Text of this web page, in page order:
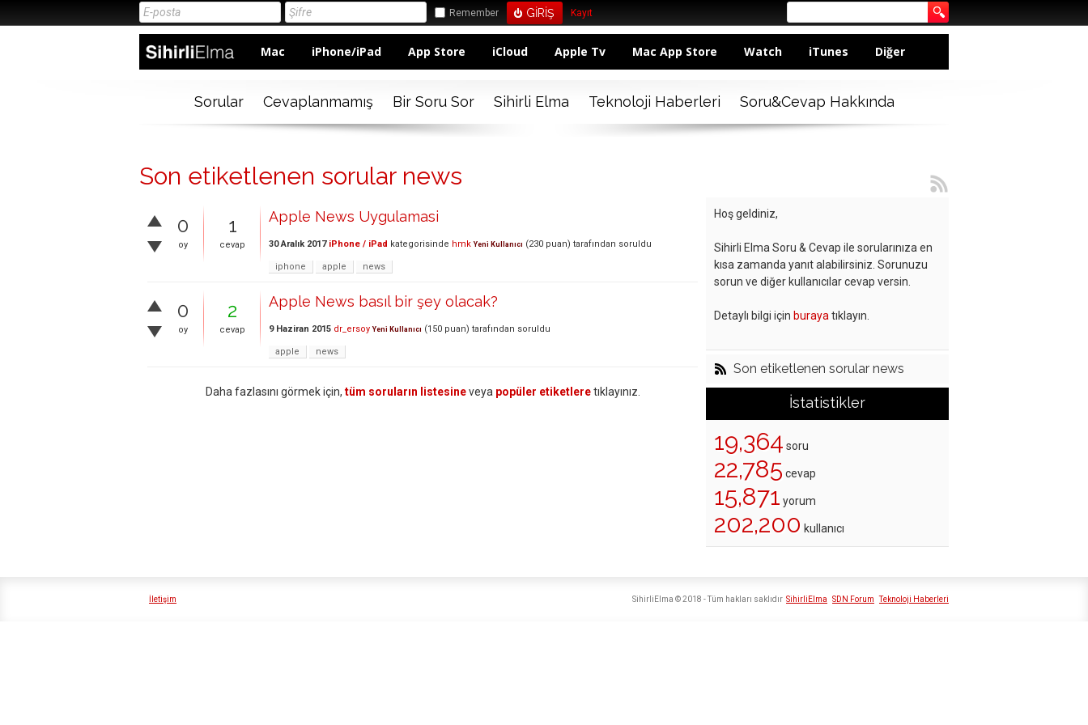
Remember Kayıt
Mac iPhone/iPad App Store iCloud Apple Tv Mac App Store Watch iTunes Diğer
Sorular Cevaplanmamış Bir Soru Sor Sihirli Elma Teknoloji Haberleri Soru&Cevap Hakkında
Son etiketlenen sorular news
0
oy
1
cevap
Apple News Uygulamasi
30 Aralık 2017 iPhone / iPad kategorisinde hmk Yeni Kullanıcı (230 puan) tarafından soruldu
iphone apple news
0
oy
2
cevap
Apple News basıl bir şey olacak?
9 Haziran 2015 dr_ersoy Yeni Kullanıcı (150 puan) tarafından soruldu
apple news
Daha fazlasını görmek için, tüm soruların listesineveya popüler etiketleretıklayınız.
Hoş geldiniz,
Sihirli Elma Soru & Cevap ile sorularınıza en
kısa zamanda yanıt alabilirsiniz. Sorunuzu
sorun ve diğer kullanıcılar cevap versin.
Detaylı bilgi için buraya tıklayın.
Son etiketlenen sorular news
İstatistikler
19,364 soru
22,785 cevap
15,871 yorum
202,200 kullanıcı
İletişim SihirliElma SDN Forum Teknoloji Haberleri
SihirliElma © 2018 - Tüm hakları saklıdır